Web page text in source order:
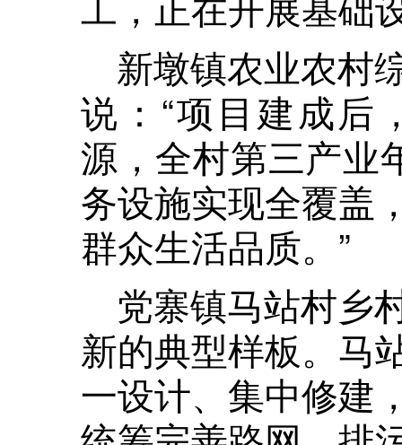
新墩镇农业农村
说：“项目建成后
源，全村第三产业
务设施实现全覆盖
群众生活品质。”
党寨镇马站村乡
新的典型样板。马
一设计、集中修建